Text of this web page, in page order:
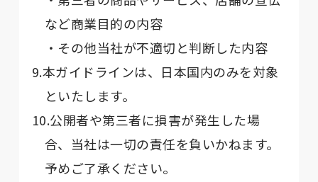
など商業目的の内容
・その他当社が不適切と判断した内容
9.本ガイドラインは、日本国内のみを対象
といたします。
10.公開者や第三者に損害が発生した場
合、当社は一切の責任を負いかねます。
予めご了承ください。